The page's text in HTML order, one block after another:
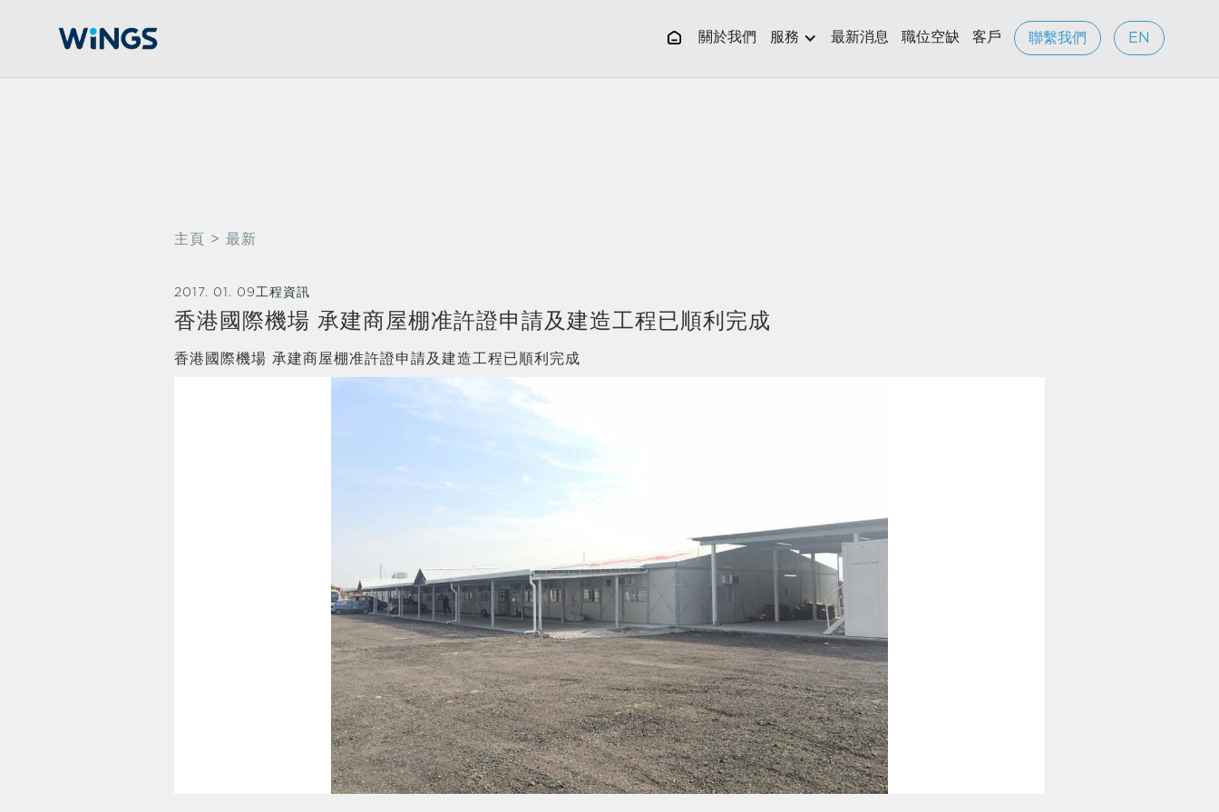
關於我們 服務 最新消息 職位空缺 客戶 聯繫我們 EN
主頁 > 最新
2017. 01. 09工程資訊
香港國際機場 承建商屋棚准許證申請及建造工程已順利完成
香港國際機場 承建商屋棚准許證申請及建造工程已順利完成